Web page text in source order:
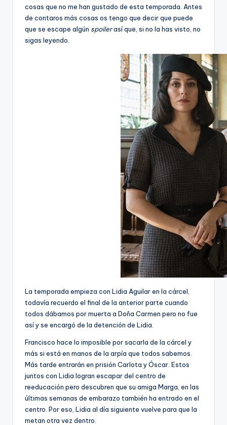
cosas que no me han gustado de esta temporada. Antes
de contaros más cosas os tengo que decir que puede
que se escape algún spoilerasí que, si no la has visto, no
sigas leyendo.
La temporada empieza con Lidia Aguilar en la cárcel,
todavía recuerdo el final de la anterior parte cuando
todos dábamos por muerta a Doña Carmen pero no fue
así y se encargó de la detención de Lidia.
Francisco hace lo imposible por sacarla de la cárcel y
más si está en manos de la arpía que todos sabemos.
Más tarde entrarán en prisión Carlota y Óscar. Estos
juntos con Lidia logran escapar del centro de
reeducación pero descubren que su amiga Marga, en las
últimas semanas de embarazo también ha entrado en el
centro. Por eso, Lidia al día siguiente vuelve para que la
metan otra vez dentro.